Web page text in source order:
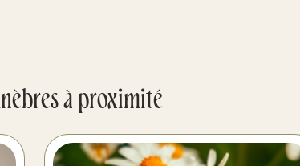
à proximité